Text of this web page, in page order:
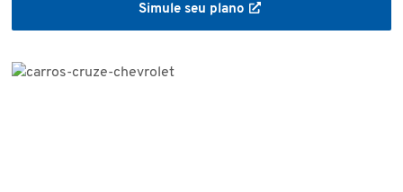
Simule seu plano